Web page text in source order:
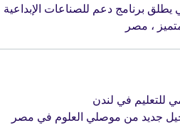
يطلق برنامج دعم للصناعات الإبداعية
، مصر
للتعليم في لندن
جديد من موصلي العلوم في مصر